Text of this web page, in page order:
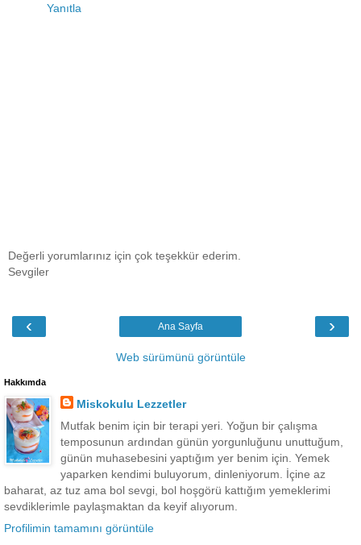
Yanıtla
Değerli yorumlarınız için çok teşekkür ederim.
Sevgiler
‹ ›
Ana Sayfa
Web sürümünü görüntüle
Hakkımda
Miskokulu Lezzetler
Mutfak benim için bir terapi yeri. Yoğun bir çalışma
temposunun ardından günün yorgunluğunu unuttuğum,
günün muhasebesini yaptığım yer benim için. Yemek
yaparken kendimi buluyorum, dinleniyorum. İçine az
baharat, az tuz ama bol sevgi, bol hoşgörü kattığım yemeklerimi
sevdiklerimle paylaşmaktan da keyif alıyorum.
Profilimin tamamını görüntüle